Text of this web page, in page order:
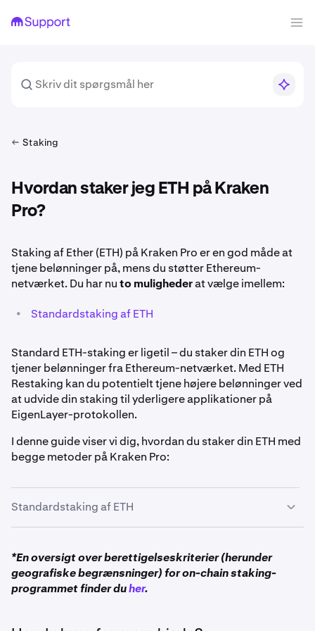
Staking
Hvordan staker jeg ETH på Kraken
Pro?
Staking af Ether (ETH) på Kraken Pro er en god måde at
tjene belønninger på, mens du støtter Ethereum-
netværket. Du har nuto mulighederat vælge imellem:
• Standardstaking af ETH
Standard ETH-staking er ligetil – du staker din ETH og
tjener belønninger fra Ethereum-netværket. Med ETH
Restaking kan du potentielt tjene højere belønninger ved
at udvide din staking til yderligere applikationer på
EigenLayer-protokollen.
I denne guide viser vi dig, hvordan du staker din ETH med
begge metoder på Kraken Pro:
Standardstaking af ETH
Du skal først have ETH på din konto. Du kan skaffe
ETH ved enten at købe ellerindbetale Ethereum
Kraken-konto.
*En oversigt over berettigelseskriterier (herunder
geografiske begrænsninger) for on-chain staking-
programmet finder duher.